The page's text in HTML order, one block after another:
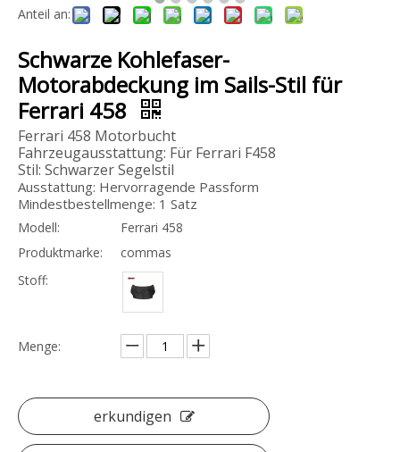
Anteil an:
Schwarze Kohlefaser-
Motorabdeckung im Sails-Stil für
Ferrari 458
Ferrari 458 Motorbucht
Fahrzeugausstattung: Für Ferrari F458
Stil: Schwarzer Segelstil
Ausstattung: Hervorragende Passform
Mindestbestellmenge: 1 Satz
Modell:
Ferrari 458
Produktmarke:
commas
Stoff:
Menge:
erkundigen